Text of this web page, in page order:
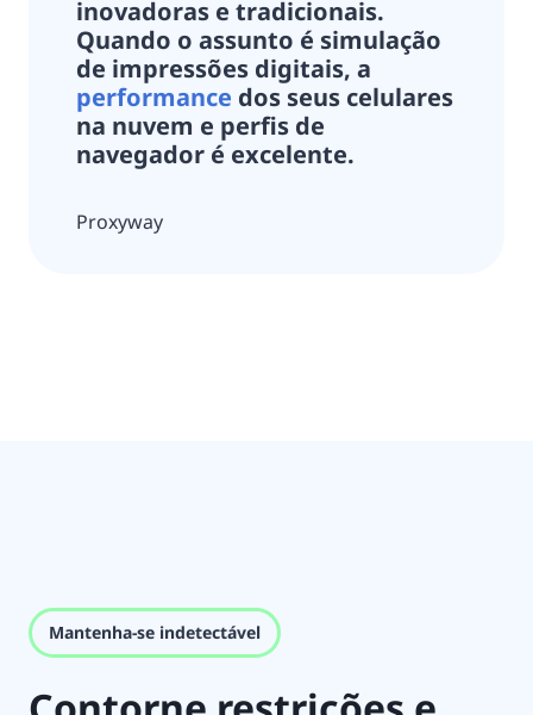
inovadoras e tradicionais.
Quando o assunto é simulação
de impressões digitais, a
performance dos seus celulares
na nuvem e perfis de
navegador é excelente.
Proxyway
Mantenha-se indetectável